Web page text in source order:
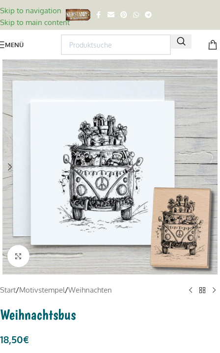
Skip to navigation
Skip to main content
MENÜ
Click to enlarge
Start/Motivstempel/Weihnachten
Weihnachtsbus
18,50€